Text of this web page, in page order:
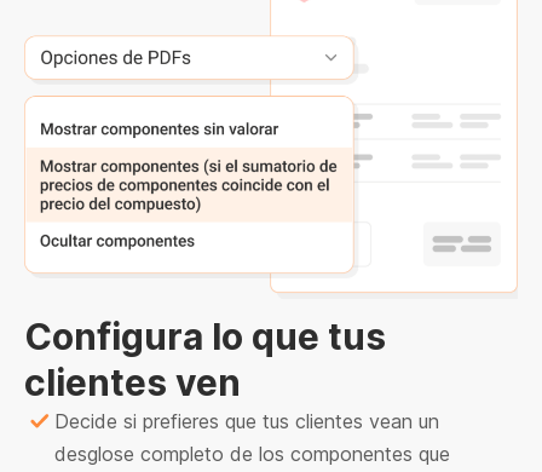
Configura lo que tus
clientes ven
Decide si prefieres que tus clientes vean un
desglose completo de los componentes que